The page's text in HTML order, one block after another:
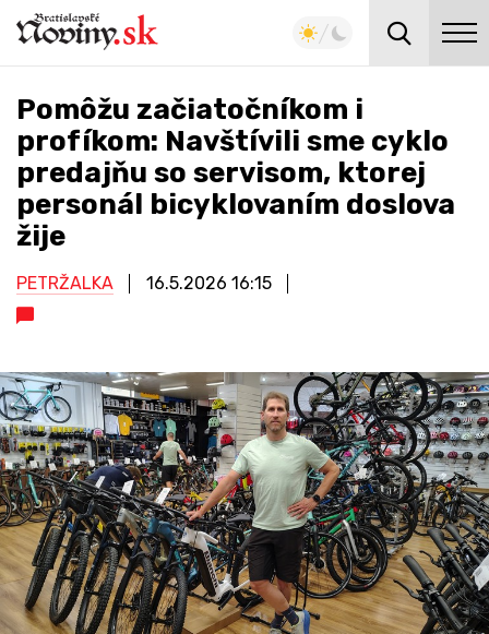
Pomôžu začiatočníkom i
profíkom: Navštívili sme cyklo
predajňu so servisom, ktorej
personál bicyklovaním doslova
žije
PETRŽALKA 16.5.2026 16:15